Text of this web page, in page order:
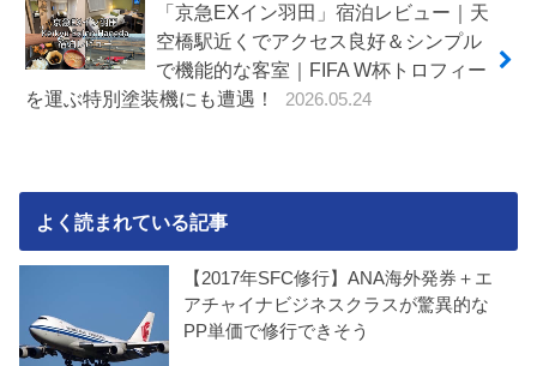
「京急EXイン羽田」宿泊レビュー｜天
空橋駅近くでアクセス良好＆シンプル
で機能的な客室｜FIFA W杯トロフィー
を運ぶ特別塗装機にも遭遇！
2026.05.24
よく読まれている記事
【2017年SFC修行】ANA海外発券＋エ
アチャイナビジネスクラスが驚異的な
PP単価で修行できそう